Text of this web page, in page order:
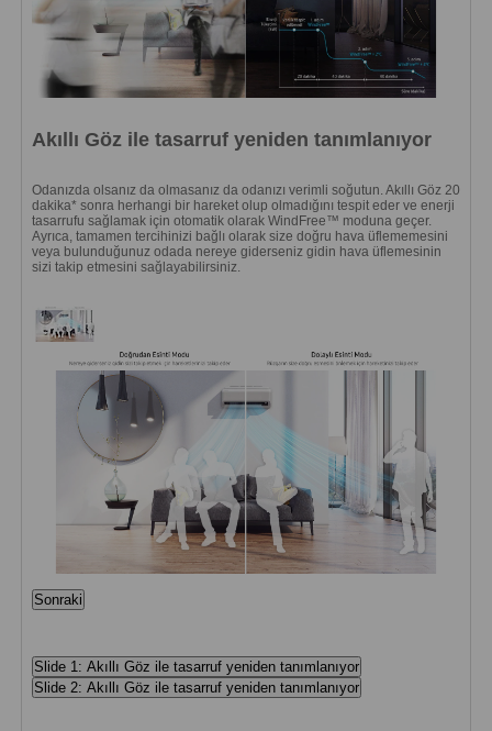
Akıllı Göz ile tasarruf yeniden tanımlanıyor
Odanızda olsanız da olmasanız da odanızı verimli soğutun. Akıllı Göz 20
dakika* sonra herhangi bir hareket olup olmadığını tespit eder ve enerji
tasarrufu sağlamak için otomatik olarak WindFree™ moduna geçer.
Ayrıca, tamamen tercihinizi bağlı olarak size doğru hava üflememesini
veya bulunduğunuz odada nereye giderseniz gidin hava üflemesinin
sizi takip etmesini sağlayabilirsiniz.
Sonraki
Slide 1: Akıllı Göz ile tasarruf yeniden tanımlanıyor
Slide 2: Akıllı Göz ile tasarruf yeniden tanımlanıyor